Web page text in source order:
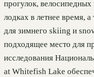
прогулок,
лодках в летнее время,
для зимнего skiing и
подходящее место для
исследования
at Whitefish Lake